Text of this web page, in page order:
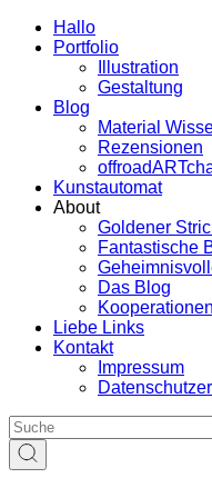
Hallo
Portfolio
Illustration
Gestaltung
Blog
Material
Rezensionen
Kunstautomat
About
Goldener
Fantastische
Das Blog
Kooperationen
Liebe Links
Kontakt
Impressum